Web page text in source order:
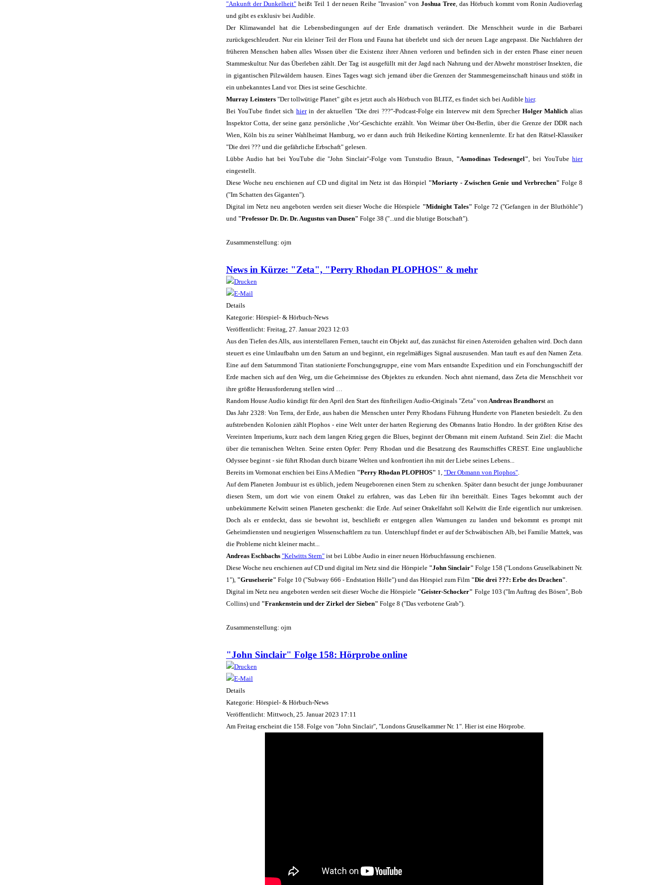
"Ankunft der Dunkelheit"heißt Teil 1 der neuen Reihe "Invasion" vonJoshua Tree , das Hörbuch kommt vom Ronin Audioverlag
und gibt es exklusiv bei Audible.
Der Klimawandel hat die Lebensbedingungen auf der Erde dramatisch verändert. Die Menschheit wurde in die Barbarei
zurückgeschleudert. Nur ein kleiner Teil der Flora und Fauna hat überlebt und sich der neuen Lage angepasst. Die Nachfahren der
früheren Menschen haben alles Wissen über die Existenz ihrer Ahnen verloren und befinden sich in der ersten Phase einer neuen
Stammeskultur. Nur das Überleben zählt. Der Tag ist ausgefüllt mit der Jagd nach Nahrung und der Abwehr monströser Insekten, die
in gigantischen Pilzwäldern hausen. Eines Tages wagt sich jemand über die Grenzen der Stammesgemeinschaft hinaus und stößt in
ein unbekanntes Land vor. Dies ist seine Geschichte.
Murray Leinsters"Der tollwütige Planet" gibt es jetzt auch als Hörbuch von BLITZ, es findet sich bei Audible hier.
Bei YouTube findet sich hierin der aktuellen "Die drei ???"-Podcast-Folge ein Intervew mit dem Sprecher Holger Mahlich alias
Inspektor Cotta, der seine ganz persönliche ‚Vor‘-Geschichte erzählt. Von Weimar über Ost-Berlin, über die Grenze der DDR nach
Wien, Köln bis zu seiner Wahlheimat Hamburg, wo er dann auch früh Heikedine Körting kennenlernte. Er hat den Rätsel-Klassiker
"Die drei ??? und die gefährliche Erbschaft" gelesen.
Lübbe Audio hat bei YouTube die "John Sinclair"-Folge vom Tunstudio Braun, "Asmodinas Todesengel" , bei YouTube hier
eingestellt.
Diese Woche neu erschienen auf CD und digital im Netz ist das Hörspiel "Moriarty - Zwischen Genie und Verbrechen" Folge 8
("Im Schatten des Giganten").
Digital im Netz neu angeboten werden seit dieser Woche die Hörspiele "Midnight Tales" Folge 72 ("Gefangen in der Bluthöhle")
und "Professor Dr. Dr. Dr. Augustus van Dusen" Folge 38 ("...und die blutige Botschaft").
Zusammenstellung: ojm
News in Kürze: "Zeta", "Perry Rhodan PLOPHOS" & mehr
Details
Kategorie: Hörspiel- & Hörbuch-News
Veröffentlicht: Freitag, 27. Januar 2023 12:03
Aus den Tiefen des Alls, aus interstellaren Fernen, taucht ein Objekt auf, das zunächst für einen Asteroiden gehalten wird. Doch dann
steuert es eine Umlaufbahn um den Saturn an und beginnt, ein regelmäßiges Signal auszusenden. Man tauft es auf den Namen Zeta.
Eine auf dem Saturnmond Titan stationierte Forschungsgruppe, eine vom Mars entsandte Expedition und ein Forschungsschiff der
Erde machen sich auf den Weg, um die Geheimnisse des Objektes zu erkunden. Noch ahnt niemand, dass Zeta die Menschheit vor
ihre größte Herausforderung stellen wird …
Random House Audio kündigt für den April den Start des fünfteiligen Audio-Originals "Zeta" von Andreas Brandhorst an
Das Jahr 2328: Von Terra, der Erde, aus haben die Menschen unter Perry Rhodans Führung Hunderte von Planeten besiedelt. Zu den
aufstrebenden Kolonien zählt Plophos - eine Welt unter der harten Regierung des Obmanns Iratio Hondro. In der größten Krise des
Vereinten Imperiums, kurz nach dem langen Krieg gegen die Blues, beginnt der Obmann mit einem Aufstand. Sein Ziel: die Macht
über die terranischen Welten. Seine ersten Opfer: Perry Rhodan und die Besatzung des Raumschiffes CREST. Eine unglaubliche
Odyssee beginnt - sie führt Rhodan durch bizarre Welten und konfrontiert ihn mit der Liebe seines Lebens...
Bereits im Vormonat erschien bei Eins A Medien "Perry Rhodan PLOPHOS" 1, "Der Obmann von Plophos".
Auf dem Planeten Jombuur ist es üblich, jedem Neugeborenen einen Stern zu schenken. Später dann besucht der junge Jombuuraner
diesen Stern, um dort wie von einem Orakel zu erfahren, was das Leben für ihn bereithält. Eines Tages bekommt auch der
unbekümmerte Kelwitt seinen Planeten geschenkt: die Erde. Auf seiner Orakelfahrt soll Kelwitt die Erde eigentlich nur umkreisen.
Doch als er entdeckt, dass sie bewohnt ist, beschließt er entgegen allen Warnungen zu landen und bekommt es prompt mit
Geheimdiensten und neugierigen Wissenschaftlern zu tun. Unterschlupf findet er auf der Schwäbischen Alb, bei Familie Mattek, was
die Probleme nicht kleiner macht...
Andreas Eschbachs "Kelwitts Stern"ist bei Lübbe Audio in einer neuen Hörbuchfassung erschienen.
Diese Woche neu erschienen auf CD und digital im Netz sind die Hörspiele "John Sinclair" Folge 158 ("Londons Gruselkabinett Nr.
1"), "Gruselserie" Folge 10 ("Subway 666 - Endstation Hölle") und das Hörspiel zum Film "Die drei ???: Erbe des Drachen"
Digital im Netz neu angeboten werden seit dieser Woche die Hörspiele "Geister-Schocker" Folge 103 ("Im Auftrag des Bösen", Bob
Collins) und "Frankenstein und der Zirkel der Sieben" Folge 8 ("Das verbotene Grab").
Zusammenstellung: ojm
"John Sinclair" Folge 158: Hörprobe online
Details
Kategorie: Hörspiel- & Hörbuch-News
Veröffentlicht: Mittwoch, 25. Januar 2023 17:11
Am Freitag erscheint die 158. Folge von "John Sinclair", "Londons Gruselkammer Nr. 1". Hier ist eine Hörprobe.